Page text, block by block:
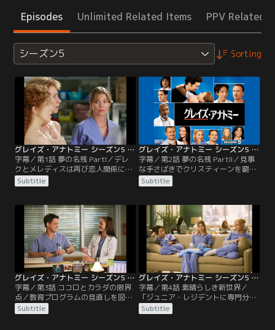
Episodes Unlimited Related Items PPV Related
シーズン5 Sorting
グレイズ・アナトミー シーズン5 第01話／字幕
字幕／第1話 夢の名残 PartI／デレ
クとメレディスは再び恋人関係に戻
り、一歩進んで同棲を開始。それを
知った看護師のローズはデレクを許
た密かにジョージに想いを寄せるレ
クシーは、ジョージに厳しくあたる
スローンに反発。ある大雪の日、シ
アトル・グレース病院に、凍った道
路でスリップ事故を起こした一台の
黒塗りリムジンが…。
Subtitle
グレイズ・アナトミー シーズン5 第02話／字幕
字幕／第2話 夢の名残 PartII／見事
な手さばきでクリスティーンを窮地
から救った軍医のハント少佐。さら
に、自分のミスが原因で患者が亡く
ィーナに、ハントは失敗から学べば
いいとアドバイス。メレディスは担
当する患者たちが抱える夫婦間の問
題を目の当たりにして、デレクとの
同棲を迷いはじめる。
Subtitle
グレイズ・アナトミー シーズン5 第03話／字幕
字幕／第3話 ココロとカラダの限界
点／教育プログラムの見直しを図る
部長の打ちたてた新しい方針によ
り、3年目までのレジデンスは専門
Subtitle
グレイズ・アナトミー シーズン5 第04話／字幕
字幕／第4話 素晴らしき新世界／
「ジュニア・レジデントに専門分野
はなし」という新方針のもとで、患
者の強奪戦を繰り広げるイジーとア
Subtitle